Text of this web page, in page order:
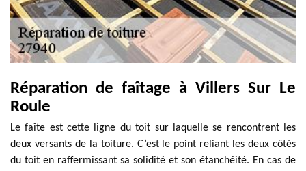
Réparation de faîtage à Villers Sur Le
Roule
Le faîte est cette ligne du toit sur laquelle se rencontrent les
deux versants de la toiture. C’est le point reliant les deux côtés
du toit en raffermissant sa solidité et son étanchéité. En cas de